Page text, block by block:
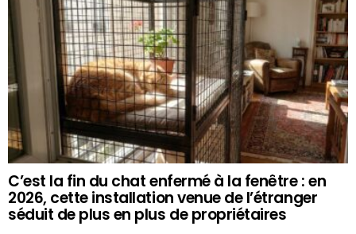
C’est la fin du chat enfermé à la fenêtre : en
2026, cette installation venue de l’étranger
séduit de plus en plus de propriétaires